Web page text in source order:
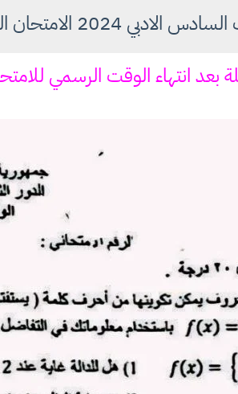
الوزاري دور ثاني
بعد انتهاء الوقت الرسمي